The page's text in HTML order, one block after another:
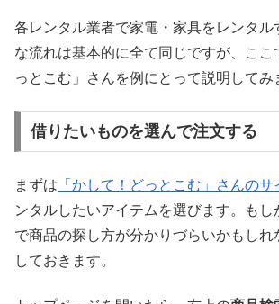
各レンタル業者で家電・家具をレンタル
な流れは基本的に全て同じですが、ここ
っとこむ」さんを例にとって説明してみ
借りたいものを選んで注文する
まずは 「かして！どっとこむ」さんのサ
ンタルしたいアイテムを選びます。もし
で商品の探し方が分かりづらいかもしれ
しておきます。